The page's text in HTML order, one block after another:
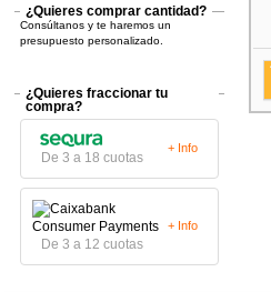
¿Quieres comprar cantidad?
Consúltanos y te haremos un
presupuesto personalizado.
¿Quieres fraccionar tu
compra?
De 3 a 18 cuotas
+ Info
De 3 a 12 cuotas
+ Info